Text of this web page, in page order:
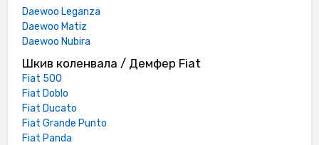
Daewoo Leganza
Daewoo Matiz
Daewoo Nubira
Шкив коленвала / Демфер Fiat
Fiat 500
Fiat Doblo
Fiat Ducato
Fiat Grande Punto
Fiat Panda